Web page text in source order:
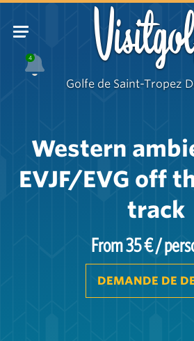
4
Golfe de Saint-Tropez
Western
EVJF/EVG off
track
From 35 € /
DEMANDE DE